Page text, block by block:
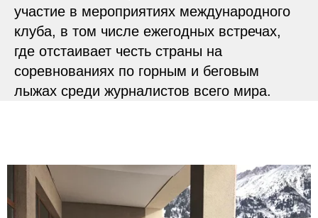
участие в мероприятиях международного
клуба, в том числе ежегодных встречах,
где отстаивает честь страны на
соревнованиях по горным и беговым
лыжах среди журналистов всего мира.